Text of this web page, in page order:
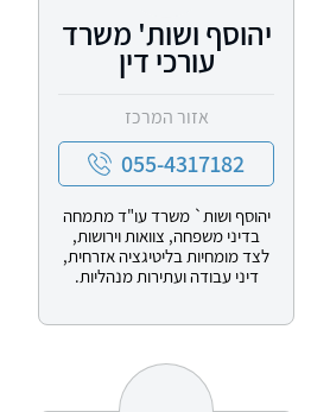
יהוסף ושות' משרד
עורכי דין
אזור המרכז
055-4317182
יהוסף ושות` משרד עו"ד מתמחה
בדיני משפחה, צוואות וירושות,
לצד מומחיות בליטיגציה אזרחית,
דיני עבודה ועתירות מנהליות.